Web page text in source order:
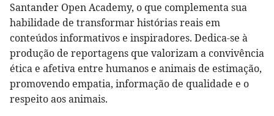
Santander Open Academy, o que complementa sua
habilidade de transformar histórias reais em
conteúdos informativos e inspiradores. Dedica-se à
produção de reportagens que valorizam a convivência
ética e afetiva entre humanos e animais de estimação,
promovendo empatia, informação de qualidade e o
respeito aos animais.